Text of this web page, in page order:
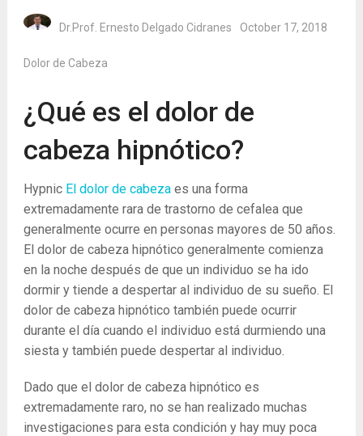
Dr.Prof. Ernesto Delgado Cidranes October 17, 2018
Dolor de Cabeza
¿Qué es el dolor de
cabeza hipnótico?
Hypnic El dolor de cabeza es una forma
extremadamente rara de trastorno de cefalea que
generalmente ocurre en personas mayores de 50 años.
El dolor de cabeza hipnótico generalmente comienza
en la noche después de que un individuo se ha ido
dormir y tiende a despertar al individuo de su sueño. El
dolor de cabeza hipnótico también puede ocurrir
durante el día cuando el individuo está durmiendo una
siesta y también puede despertar al individuo.
Dado que el dolor de cabeza hipnótico es
extremadamente raro, no se han realizado muchas
investigaciones para esta condición y hay muy poca